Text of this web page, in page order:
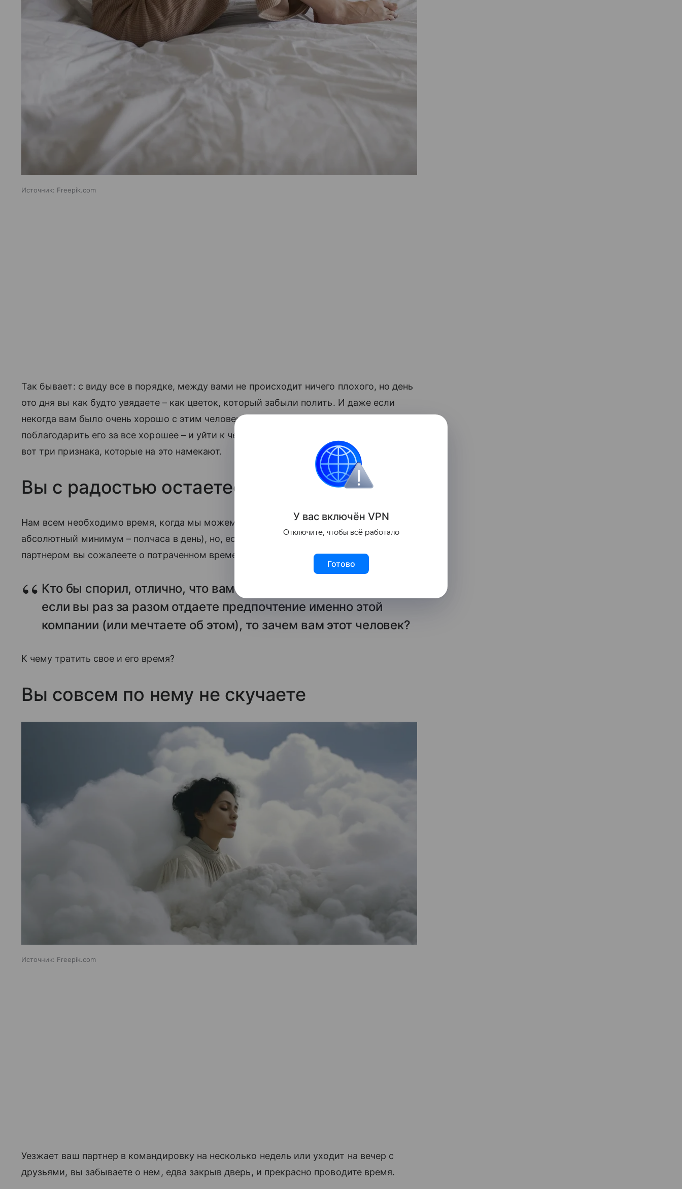
Источник: Freepik.com
Так бывает: с виду все в порядке, между вами не происходит ничего плохого, но день
ото дня вы как будто увядаете – как цветок, который забыли полить. И даже если
некогда вам было очень хорошо с этим человеком, возможно, сейчас пришло время
поблагодарить его за все хорошее – и уйти к чему-то (или даже кому-то) новому. И
вот три признака, которые на это намекают.
Вы с радостью остаетесь в одиночестве
Нам всем необходимо время, когда мы можем побыть одни (психологи считают, что
абсолютный минимум – полчаса в день), но, если всякий раз после общения с
партнером вы сожалеете о потраченном времени – дело плохо.
Кто бы спорил, отлично, что вам хорошо наедине с собой – но
если вы раз за разом отдаете предпочтение именно этой
компании (или мечтаете об этом), то зачем вам этот человек?
К чему тратить свое и его время?
Вы совсем по нему не скучаете
Источник: Freepik.com
Уезжает ваш партнер в командировку на несколько недель или уходит на вечер с
друзьями, вы забываете о нем, едва закрыв дверь, и прекрасно проводите время.
У вас включён VPN
Отключите, чтобы всё работало
Готово